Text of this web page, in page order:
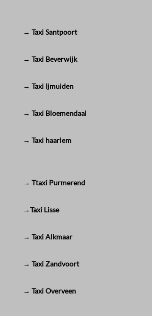
→ Taxi Santpoort
→ Taxi Beverwijk
→ Taxi Ijmuiden
→ Taxi Bloemendaal
→ Taxi haarlem
→ Ttaxi Purmerend
→Taxi Lisse
→ Taxi Alkmaar
→ Taxi Zandvoort
→ Taxi Overveen